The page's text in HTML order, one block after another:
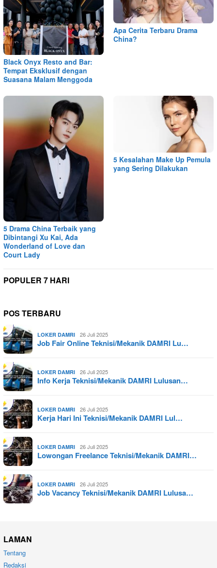
Black Onyx Resto and Bar:
Tempat Eksklusif dengan
Suasana Malam Menggoda
Apa Cerita Terbaru Drama
China?
5 Drama China Terbaik yang
Dibintangi Xu Kai, Ada
Wonderland of Love dan
Court Lady
5 Kesalahan Make Up Pemula
yang Sering Dilakukan
POPULER 7 HARI
POS TERBARU
LOKER DAMRI 26 Juli 2025
Job Fair Online Teknisi/Mekanik DAMRI Lu…
LOKER DAMRI 26 Juli 2025
Info Kerja Teknisi/Mekanik DAMRI Lulusan…
LOKER DAMRI 26 Juli 2025
Kerja Hari Ini Teknisi/Mekanik DAMRI Lul…
LOKER DAMRI 26 Juli 2025
Lowongan Freelance Teknisi/Mekanik DAMRI…
LOKER DAMRI 26 Juli 2025
Job Vacancy Teknisi/Mekanik DAMRI Lulusa…
LAMAN
Tentang
Redaksi